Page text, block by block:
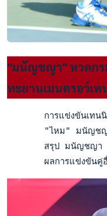
"มนัญชญา" หวดกร
ทะยานเมนดรอว์เท
การแข่งขันเทน
"ไหม" มนัญชญ
สรุป มนัญชญา
ผลการแข่งขันคู่